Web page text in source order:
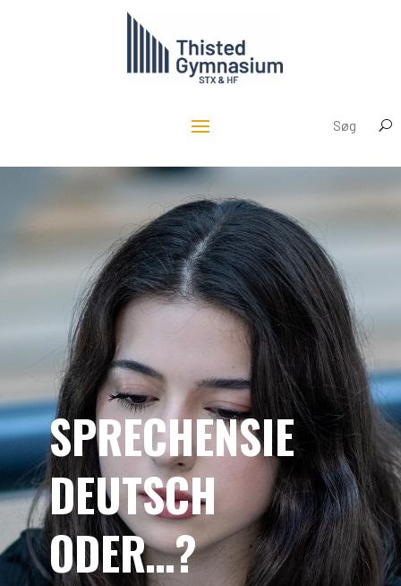
SPRECHENSIE
DEUTSCH
ODER…?